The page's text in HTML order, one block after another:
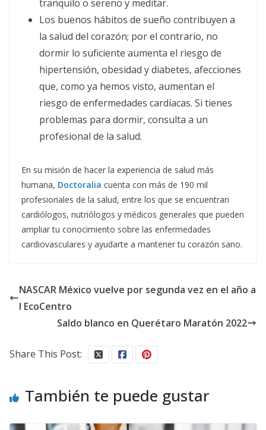
tranquilo o sereno y meditar.
Los buenos hábitos de sueño contribuyen a
la salud del corazón; por el contrario, no
dormir lo suficiente aumenta el riesgo de
hipertensión, obesidad y diabetes, afecciones
que, como ya hemos visto, aumentan el
riesgo de enfermedades cardíacas. Si tienes
problemas para dormir, consulta a un
profesional de la salud.
En su misión de hacer la experiencia de salud más
humana, Doctoralia cuenta con más de 190 mil
profesionales de la salud, entre los que se encuentran
cardiólogos, nutriólogos y médicos generales que pueden
ampliar tu conocimiento sobre las enfermedades
cardiovasculares y ayudarte a mantener tu corazón sano.
NASCAR México vuelve por segunda vez en el año a
l EcoCentro
Saldo blanco en Querétaro Maratón 2022
Share This Post:
También te puede gustar